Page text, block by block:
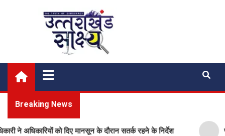
Uttarakhand Shakshya
My News Portal
Breaking News
ने अधिकारियों को दिए मानसून के दौरान सतर्क रहने के निर्देश